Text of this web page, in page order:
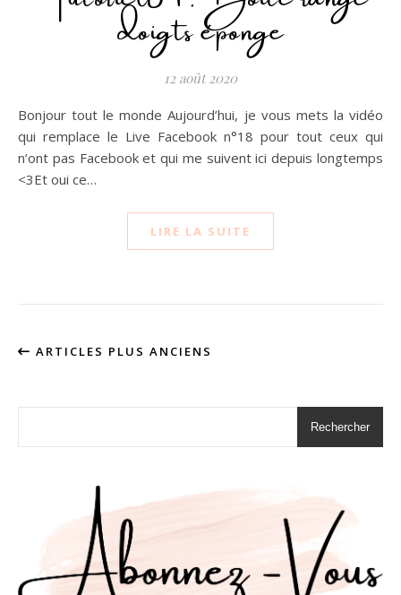
doigts éponge
12 août 2020
Bonjour tout le monde Aujourd’hui, je vous mets la vidéo
qui remplace le Live Facebook n°18 pour tout ceux qui
n’ont pas Facebook et qui me suivent ici depuis longtemps
<3Et oui ce…
LIRE LA SUITE
ARTICLES PLUS ANCIENS
Rechercher